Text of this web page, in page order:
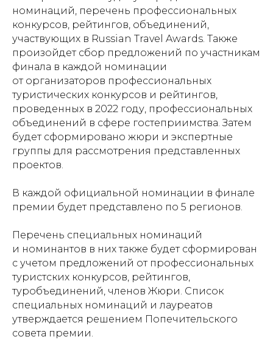
номинаций, перечень профессиональных
конкурсов, рейтингов, объединений,
участвующих в Russian Travel Awards. Также
произойдет сбор предложений по участникам
финала в каждой номинации
от организаторов профессиональных
туристических конкурсов и рейтингов,
проведенных в 2022 году, профессиональных
объединений в сфере гостеприимства. Затем
будет сформировано жюри и экспертные
группы для рассмотрения представленных
проектов.
В каждой официальной номинации в финале
премии будет представлено по 5 регионов.
Перечень специальных номинаций
и номинантов в них также будет сформирован
с учетом предложений от профессиональных
туристских конкурсов, рейтингов,
туробъединений, членов Жюри. Список
специальных номинаций и лауреатов
утверждается решением Попечительского
совета премии.